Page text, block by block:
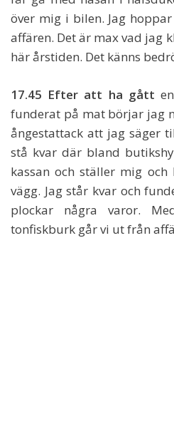
över mig i bilen. Jag
affären. Det är max vad jag
här årstiden. Det känns
17.45 Efter att ha gått
funderat på mat börjar jag
ångestattack att jag säger
stå kvar där bland
kassan och ställer mig
vägg. Jag står kvar och
plockar några varor.
tonfiskburk går vi ut från